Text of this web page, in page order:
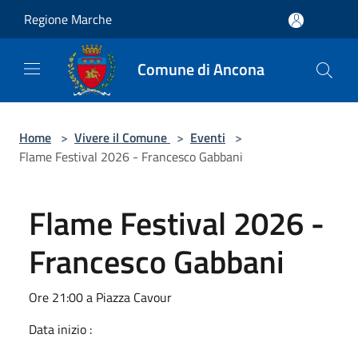
Regione Marche
Comune di Ancona
Home > Vivere il Comune > Eventi >
Flame Festival 2026 - Francesco Gabbani
Flame Festival 2026 -
Francesco Gabbani
Ore 21:00 a Piazza Cavour
Data inizio :